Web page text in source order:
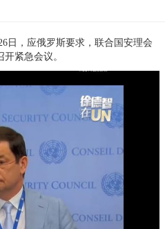
日，应俄罗斯要求，联合国安理会
紧急会议。